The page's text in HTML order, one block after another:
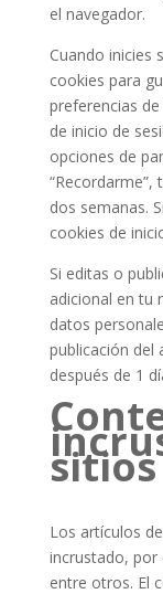
el navegador.
Cuando inicies
cookies para
preferencias
de inicio de
opciones de
dos semanas.
cookies de
Si editas o
adicional en tu
datos
publicación del
después de 1
Los artículos
incrustado, por
entre otros. El